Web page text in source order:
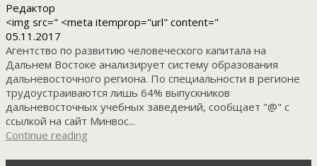
Редактор
<img src=" <meta itemprop="url" content="
05.11.2017
Агентство по развитию человеческого капитала на
Дальнем Востоке анализирует систему образования
дальневосточного региона. По специальности в регионе
трудоустраиваются лишь 64% выпускников
дальневосточных учебных заведений, сообщает "@" с
ссылкой на сайт Минвос...
Continue reading